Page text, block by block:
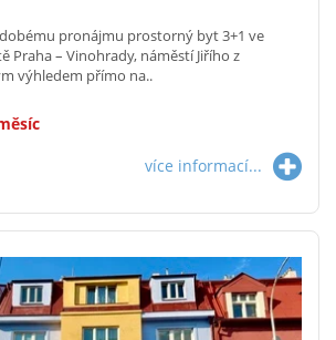
pronájmu prostorný byt 3+1 ve
Praha – Vinohrady, náměstí Jiřího z
výhledem přímo na..
více informací...